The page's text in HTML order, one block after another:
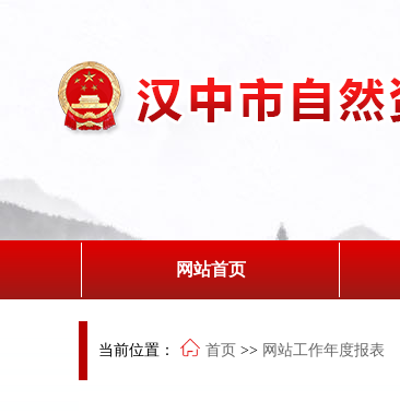
网站首页
当前位置： 首页 >> 网站工作年度报表